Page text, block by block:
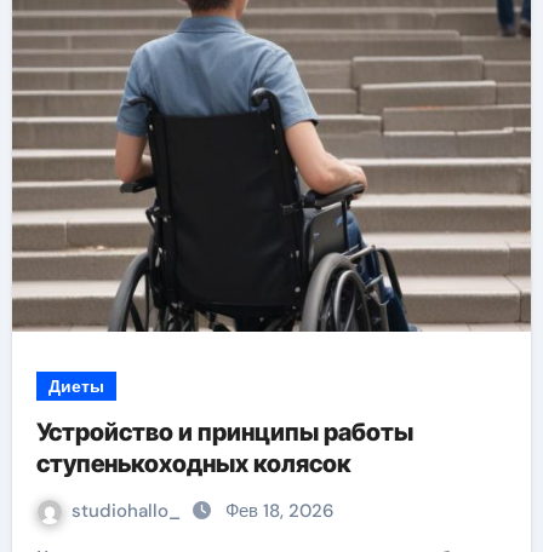
Диеты
Устройство и принципы работы
ступенькоходных колясок
studiohallo_ Фев 18, 2026